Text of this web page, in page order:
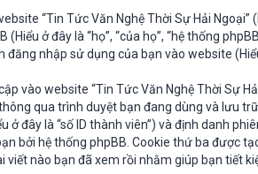
“Tin Tức Văn Nghệ Thời Sự Hải Ngoại”
ở đây là “họ”, “của họ”, “hệ thống
nhập sử dụng của bạn vào website (Hiểu
vào website “Tin Tức Văn Nghệ Thời Sự
qua trình duyệt bạn đang dùng và lưu
đây là “số ID thành viên”) và định danh
bởi hệ thống phpBB. Cookie thứ ba được
nào bạn đã xem rồi nhằm giúp bạn tiết